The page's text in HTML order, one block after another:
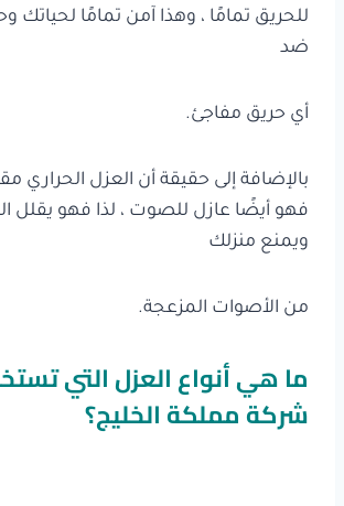
للحريق تمامًا ، وهذا آمن تمامًا لحياتك
ضد
أي حريق مفاجئ.
بالإضافة إلى حقيقة أن العزل الحراري
فهو أيضًا عازل للصوت ، لذا فهو يقلل
ويمنع منزلك
من الأصوات المزعجة.
ما هي أنواع العزل التي
شركة مملكة الخليج؟